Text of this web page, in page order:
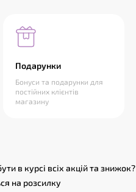
Подарунки
Бонуси та подарунки для
постійних клієнтів
магазину
в курсі всіх акцій та знижок?
на розсилку